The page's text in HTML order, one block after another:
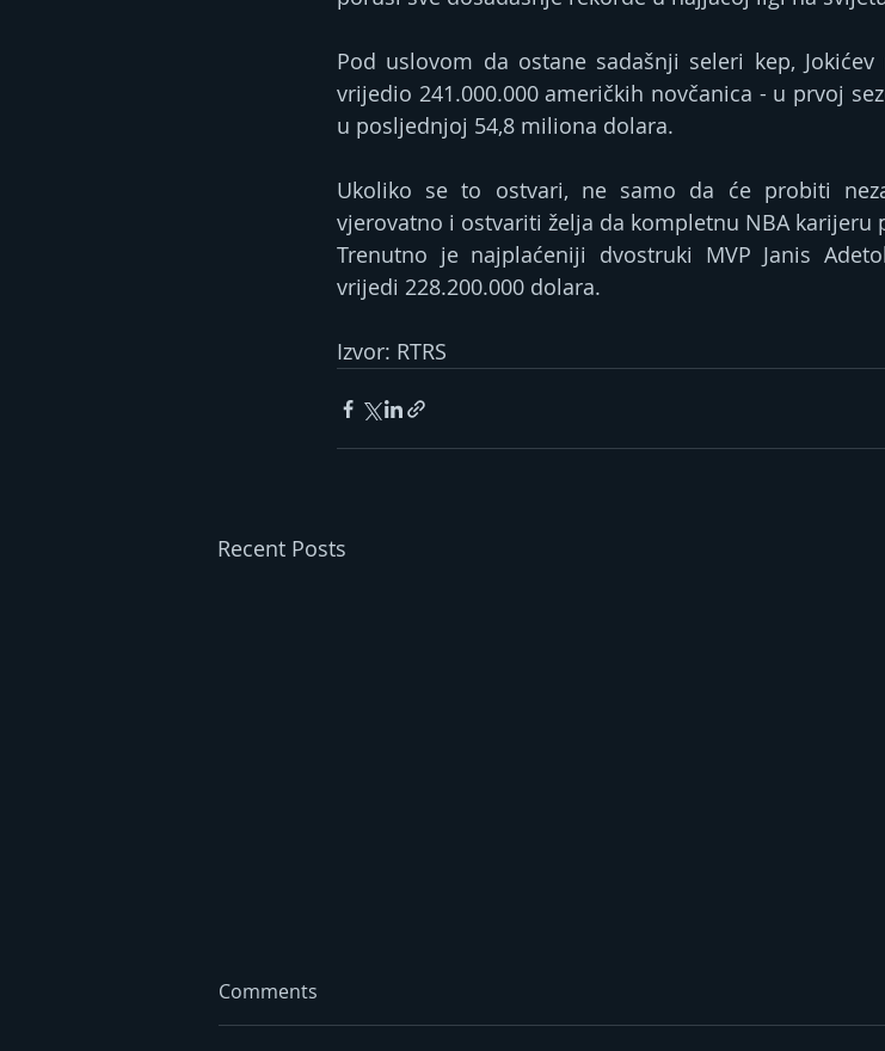
Pod uslovom da ostane sadašnji seleri kep,
vrijedio 241.000.000 američkih novčanica - u prvoj
u posljednjoj 54,8 miliona dolara.
Ukoliko se to ostvari, ne samo da će probiti
vjerovatno i ostvariti želja da kompletnu NBA karijeru
Trenutno je najplaćeniji dvostruki MVP Јanis
vrijedi 228.200.000 dolara.
Izvor: RTRS
Recent Posts
Comments